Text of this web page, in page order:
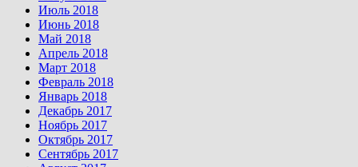
Июль 2018
Июнь 2018
Май 2018
Апрель 2018
Март 2018
Февраль 2018
Январь 2018
Декабрь 2017
Ноябрь 2017
Октябрь 2017
Сентябрь 2017